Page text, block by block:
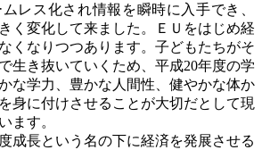
レス化され情報を瞬時に入手でき、
く変化して来ました。ＥＵをはじめ経
くなりつつあります。子どもたちがそ
生き抜いていくため、平成20年度の学
な学力、豊かな人間性、健やかな体か
身に付けさせることが大切だとして現
ます。
成長という名の下に経済を発展させる